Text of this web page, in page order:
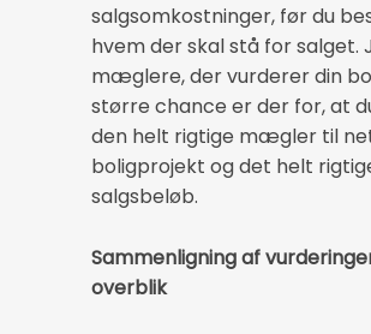
salgsomkostninger, før du
hvem der skal stå for salget.
mæglere, der vurderer din
større chance er der for, at
den helt rigtige mægler til
boligprojekt og det helt
salgsbeløb.
Sammenligning af
overblik